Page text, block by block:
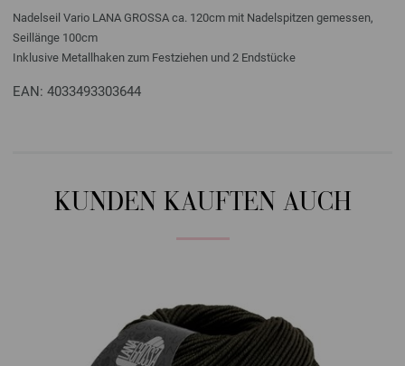
Nadelseil Vario LANA GROSSA ca. 120cm mit Nadelspitzen gemessen,
Seillänge 100cm
Inklusive Metallhaken zum Festziehen und 2 Endstücke
EAN: 4033493303644
KUNDEN KAUFTEN AUCH